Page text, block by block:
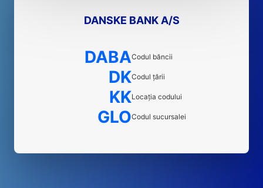
DANSKE BANK A/S
DABACodul băncii
DKCodul țării
KKLocația codului
GLOCodul sucursalei